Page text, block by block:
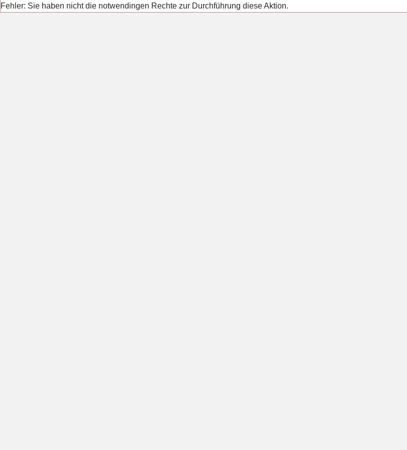
Fehler: Sie haben nicht die notwendingen Rechte zur Durchführung diese Aktion.